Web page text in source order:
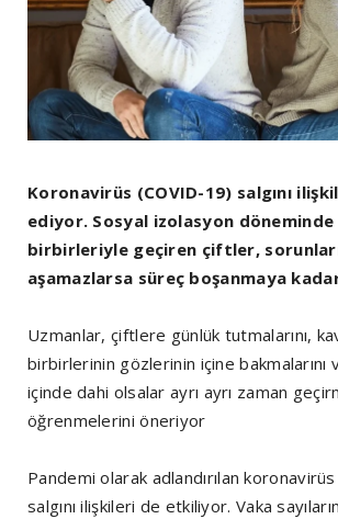
Koronavirüs (COVID-19) salgını
ediyor. Sosyal izolasyon
birbirleriyle geçiren çiftler,
aşamazlarsa süreç boşanmaya
Uzmanlar, çiftlere günlük tutmalarını,
birbirlerinin gözlerinin içine bakmalarını
içinde dahi olsalar ayrı ayrı zaman
öğrenmelerini öneriyor
Pandemi olarak adlandırılan
salgını ilişkileri de etkiliyor. Vaka